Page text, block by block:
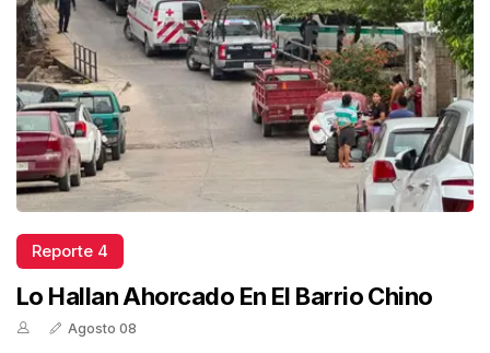
Reporte 4
Lo Hallan Ahorcado En El Barrio Chino
Agosto 08